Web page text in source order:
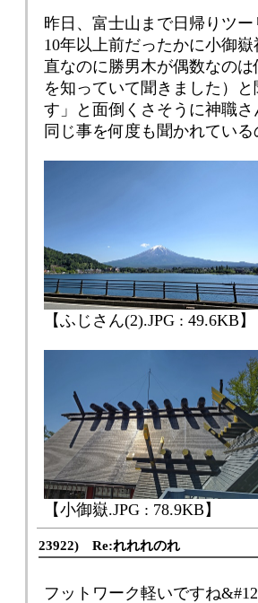
昨日、富士山まで日帰りツ
10年以上前だったかに小御
直なのに勝男木が偶数なの
を知っていて聞きました）
す」と面倒くさそうに神職
同じ事を何度も聞かれてい
【ふじさん(2).JPG : 49.6KB】
【小御嶽.JPG : 78.9KB】
23922) Re:れれれのれ
フットワーク軽いですね